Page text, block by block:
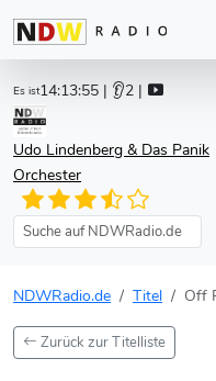
Es ist14:13:55 | 👂2 |
Udo Lindenberg & Das Panik
Orchester
NDWRadio.de Titel Off
Zurück zur Titelliste